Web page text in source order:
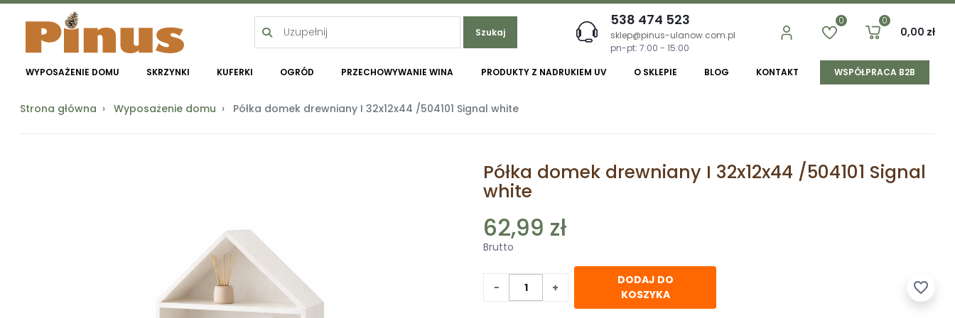
Szukaj
538 474 523
sklep@pinus-ulanow.com.pl
pn-pt: 7:00 - 15:00
0 0
0,00 zł
WYPOSAŻENIE DOMU SKRZYNKI KUFERKI OGRÓD PRZECHOWYWANIE WINA PRODUKTY Z NADRUKIEM UV O SKLEPIE BLOG KONTAKT WSPÓŁPRACA B2B
Strona główna Wyposażenie domu Półka domek drewniany I 32x12x44 /504101 Signal white
Półka domek drewniany I 32x12x44 /504101 Signal
white
62,99 zł
Brutto
− +
DODAJ DO
KOSZYKA
favorite_border